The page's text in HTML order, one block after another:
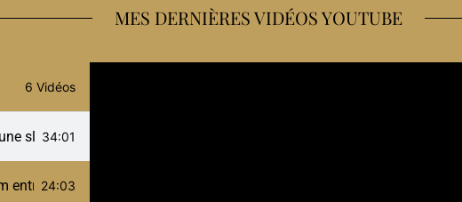
MES DERNIÈRES VIDÉOS YOUTUBE
6 Vidéos
sleeve : comment je me ravitaille en course à pied et à vélo
34:01
entre Ambérieu et Culoz (bike trip sans voiture)
24:03